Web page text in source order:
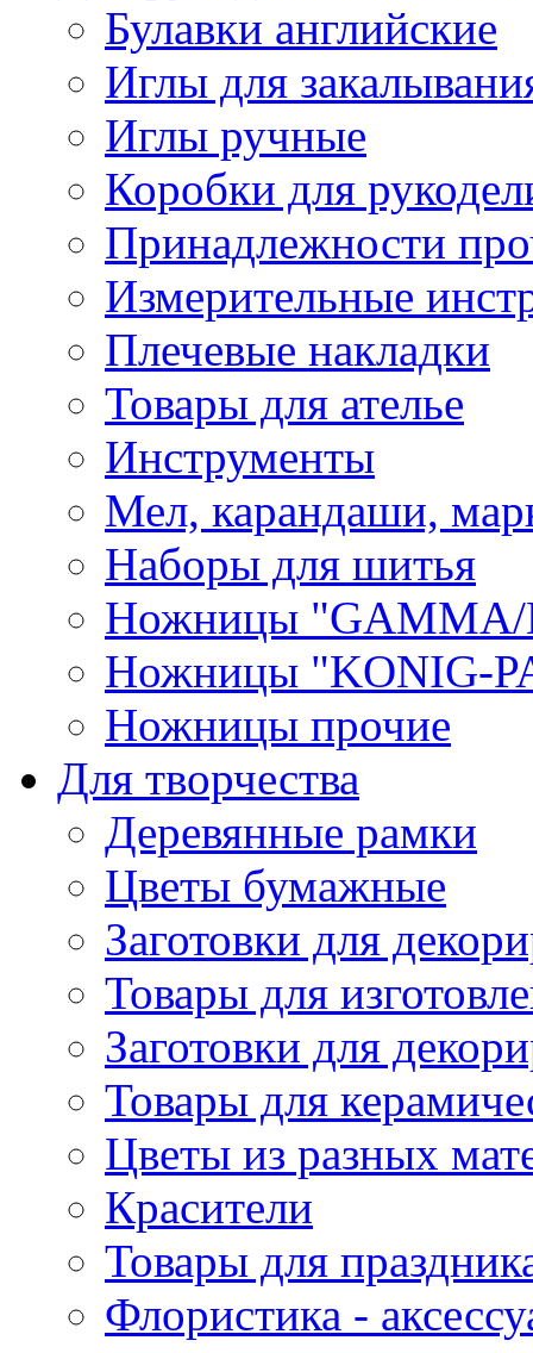
Булавки английские
Иглы для
Иглы ручные
Коробки для
Принадлежности
Измерительные
Плечевые накладки
Товары для ателье
Инструменты
Мел, карандаши,
Наборы для шитья
Ножницы "GAMMA/
Ножницы "KONIG-
Ножницы прочие
Для творчества
Деревянные рамки
Цветы бумажные
Заготовки для
Товары для
Заготовки для
Товары для
Цветы из разных
Красители
Товары для
Флористика -